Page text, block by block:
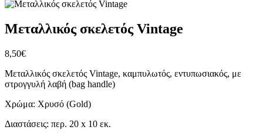
Μεταλλικός σκελετός Vintage
8,50€
Μεταλλικός σκελετός Vintage, καμπυλωτός, εντυπωσιακός, με
στρογγυλή λαβή (bag handle)
Χρώμα: Χρυσό (Gold)
Διαστάσεις: περ. 20 x 10 εκ.